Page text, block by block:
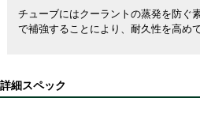
チューブにはクーラントの蒸発を防ぐ
で補強することにより、耐久性を高め
詳細スペック